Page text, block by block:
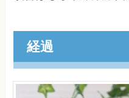
経過